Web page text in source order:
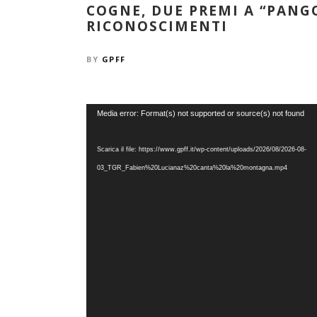
COGNE, DUE PREMI A
RICONOSCIMENTI
BY GPFF
Video
Media error: Format(s) not supported or source(s) not found
Scarica il file: https://www.gpff.it/wp-content/uploads/2026/08/2026-08-
03_TGR_Fabien%20Lucianaz%20canta%20la%20montagna.mp4